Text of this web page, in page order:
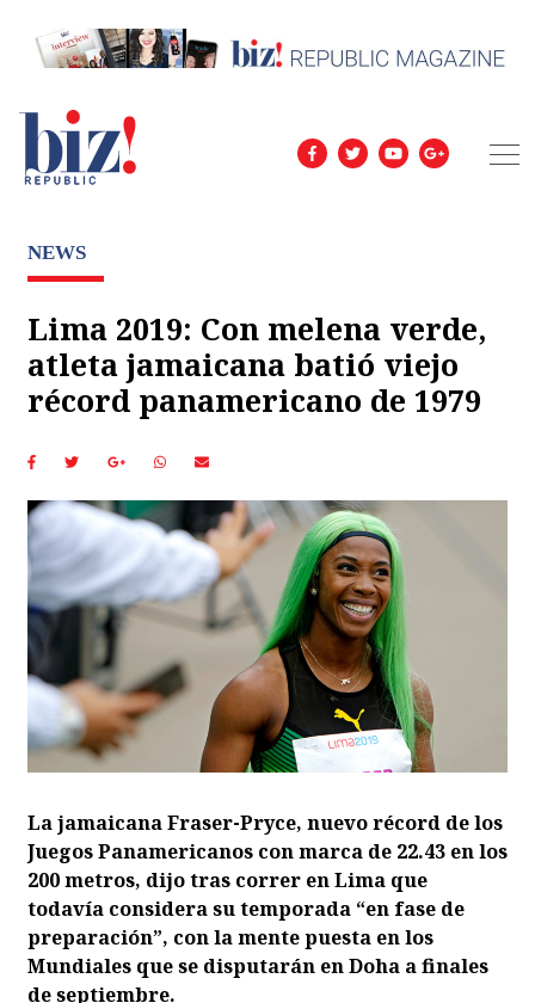
NEWS
Lima 2019: Con melena verde,
atleta jamaicana batió viejo
récord panamericano de 1979
La jamaicana Fraser-Pryce, nuevo récord de los
Juegos Panamericanos con marca de 22.43 en los
200 metros, dijo tras correr en Lima que
todavía considera su temporada “en fase de
preparación”, con la mente puesta en los
Mundiales que se disputarán en Doha a finales
de septiembre.